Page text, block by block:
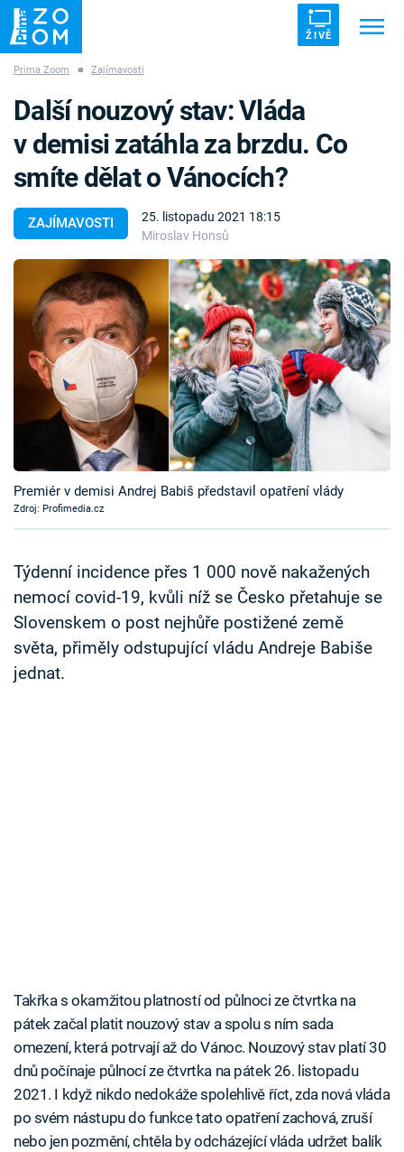
ŽIVĚ
ZÁHADY VETŘELCI DÁVNOVĚKU
Témata
Témata
Pořady
TV Program
Časopis
Sledujte prima+
Sledujte nás
Prima Zoom ■ Zajímavosti
ZAJÍMAVOSTI
25. listopadu 2021 18:15
Miroslav Honsů
Další nouzový stav: Vláda
v demisi zatáhla za brzdu. Co
smíte dělat o Vánocích?
Premiér v demisi Andrej Babiš představil opatření vlády
Zdroj: Profimedia.cz
Týdenní incidence přes 1 000 nově nakažených
nemocí covid-19, kvůli níž se Česko přetahuje se
Slovenskem o post nejhůře postižené země
světa, přiměly odstupující vládu Andreje Babiše
jednat.
Takřka s okamžitou platností od půlnoci ze čtvrtka na
pátek začal platit nouzový stav a spolu s ním sada
omezení, která potrvají až do Vánoc. Nouzový stav platí 30
dnů počínaje půlnocí ze čtvrtka na pátek 26. listopadu
2021. I když nikdo nedokáže spolehlivě říct, zda nová vláda
po svém nástupu do funkce tato opatření zachová, zruší
nebo jen pozmění, chtěla by odcházející vláda udržet balík